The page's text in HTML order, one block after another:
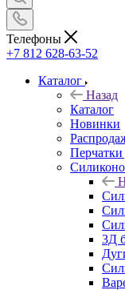
Телефоны
+7 812 628-63-52
Каталог
Назад
Каталог
Новинки
Перчатки
3Д